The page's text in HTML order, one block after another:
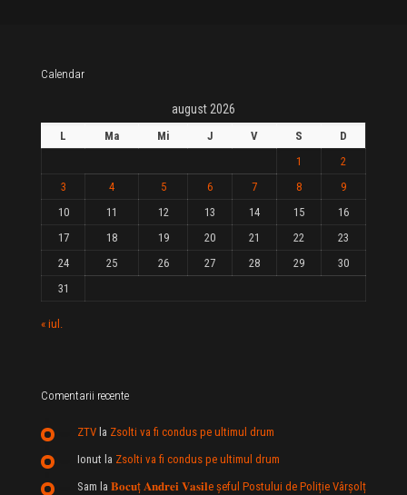
Calendar
august 2026
L Ma Mi J V S
D
1
2
3
4 5 6 7 8
9
10
11 12 13 14 15
16
17
18 19 20 21 22
23
24
25 26 27 28 29
30
31
« iul.
Comentarii recente
ZTV la Zsolti va fi condus pe ultimul drum
Ionut la Zsolti va fi condus pe ultimul drum
Sam la 𝐁𝐨𝐜𝐮ț 𝐀𝐧𝐝𝐫𝐞𝐢 𝐕𝐚𝐬𝐢𝐥e şeful Postului de Poliție Vârșolț